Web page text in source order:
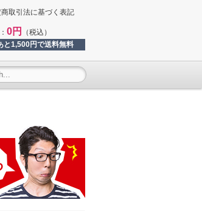
取引法に基づく表記
0円
（税込）
と1,500円で送料無料